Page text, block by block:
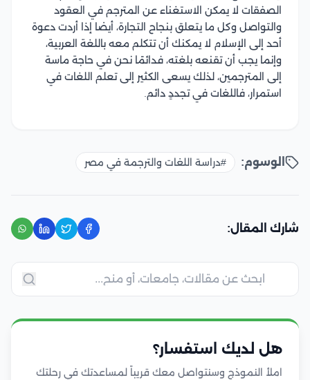
الصفقات لا يمكن الاستغناء عن المترجم في العقود
والتواصل وكل ما يتعلق بنجاح التجارة، أيضا إذا أردت دعوة
أحد إلى الإسلام لا يمكنك أن تتكلم معه باللغة العربية،
وإنما يجب أن تقنعه بلغته، فدائمًا نحن في حاجة ماسة
إلى المترجمين، لذلك يسعى الكثير إلى تعلم اللغات في
استمرار، فاللغات في تجددٍ دائم.
الوسوم: #دراسة اللغات والترجمة في مصر
شارك المقال:
هل لديك استفسار؟
املأ النموذج وسنتواصل معك قريباً لمساعدتك في رحلتك